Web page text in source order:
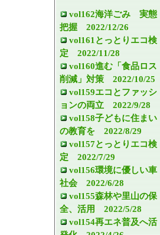
vol162海洋ごみ 実態
把握 2022/12/26
vol161とっとりエコ検
定 2022/11/28
vol160進む「食品ロス
削減」対策 2022/10/25
vol159エコとファッシ
ョンの両立 2022/9/28
vol158子どもに住まい
の教育を 2022/8/29
vol157とっとりエコ検
定 2022/7/29
vol156環境に優しい車
社会 2022/6/28
vol155森林や里山の保
全、活用 2022/5/28
vol154再エネ普及へ活